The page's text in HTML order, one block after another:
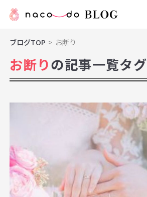
ブログTOP お断り
お断りの記事一覧タグ